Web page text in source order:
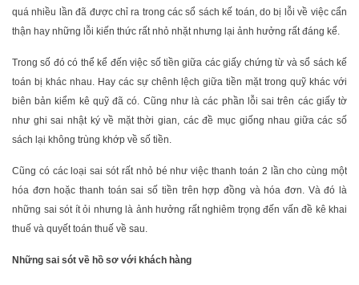
quá nhiều lần đã được chỉ ra trong các sổ sách kế toán, do bị lỗi về việc cẩn
thận hay những lỗi kiến thức rất nhỏ nhặt nhưng lại ảnh hưởng rất đáng kể.
Trong số đó có thể kể đến việc số tiền giữa các giấy chứng từ và sổ sách kế
toán bị khác nhau. Hay các sự chênh lệch giữa tiền mặt trong quỹ khác với
biên bản kiểm kê quỹ đã có. Cũng như là các phần lỗi sai trên các giấy tờ
như ghi sai nhật ký về mặt thời gian, các đề mục giống nhau giữa các số
sách lại không trùng khớp về số tiền.
Cũng có các loại sai sót rất nhỏ bé như việc thanh toán 2 lần cho cùng một
hóa đơn hoặc thanh toán sai số tiền trên hợp đồng và hóa đơn. Và đó là
những sai sót ít ỏi nhưng là ảnh hưởng rất nghiêm trọng đến vấn đề kê khai
thuế và quyết toán thuế về sau.
Những sai sót về hồ sơ với khách hàng